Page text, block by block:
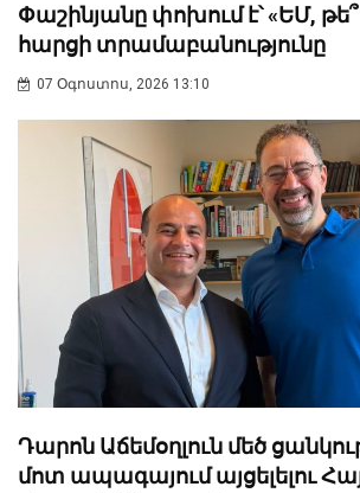
Փաշինյանը փոխում է՝ «ԵՄ,
հարցի տրամաբանությունը
07 Օգոստոս, 2026 13:10
Դարոն Աճեմօղլուն մեծ
մոտ ապագայում այցելելու